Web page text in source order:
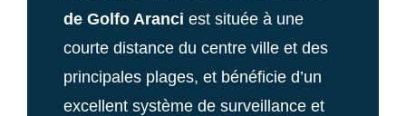
de Golfo Aranci est située à une
courte distance du centre ville et des
principales plages, et bénéficie d’un
excellent système de surveillance et